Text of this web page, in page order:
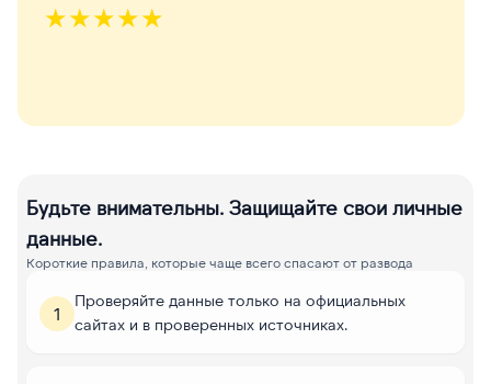
★★★★★
Будьте внимательны. Защищайте свои личные
данные.
Короткие правила, которые чаще всего спасают от развода
1
Проверяйте данные только на официальных
сайтах и в проверенных источниках.